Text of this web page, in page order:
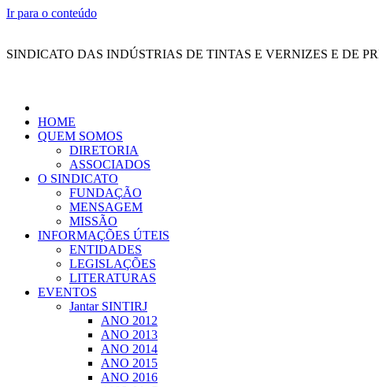
Ir para o conteúdo
SINDICATO DAS INDÚSTRIAS DE TINTAS E VERNIZES E DE
HOME
QUEM SOMOS
DIRETORIA
ASSOCIADOS
O SINDICATO
FUNDAÇÃO
MENSAGEM
MISSÃO
INFORMAÇÕES ÚTEIS
ENTIDADES
LEGISLAÇÕES
LITERATURAS
EVENTOS
Jantar SINTIRJ
ANO 2012
ANO 2013
ANO 2014
ANO 2015
ANO 2016